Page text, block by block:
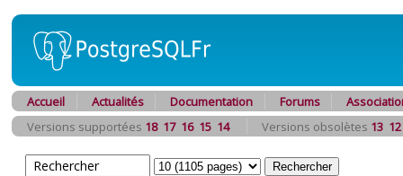
Accueil Actualités Documentation Forums
Versions supportées 18 17 16 15 14 Versions obsolètes 13 12